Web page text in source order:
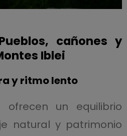
cañones y
Iblei
y ritmo lento
ofrecen un equilibrio
natural y patrimonio